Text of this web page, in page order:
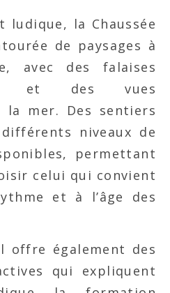
ludique, la Chaussée
de paysages à
avec des falaises
et des vues
la mer. Des sentiers
niveaux de
permettant
celui qui convient
et à l’âge des
offre également des
qui expliquent